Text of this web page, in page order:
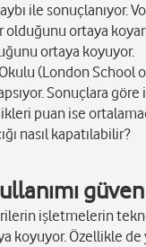
ile sonuçlanıyor.
olduğunu ortaya
ortaya koyuyor.
(London School
Sonuçlara
puan ise
nasıl kapatılabilir?
güven
işletmelerin
koyuyor. Özellikle de